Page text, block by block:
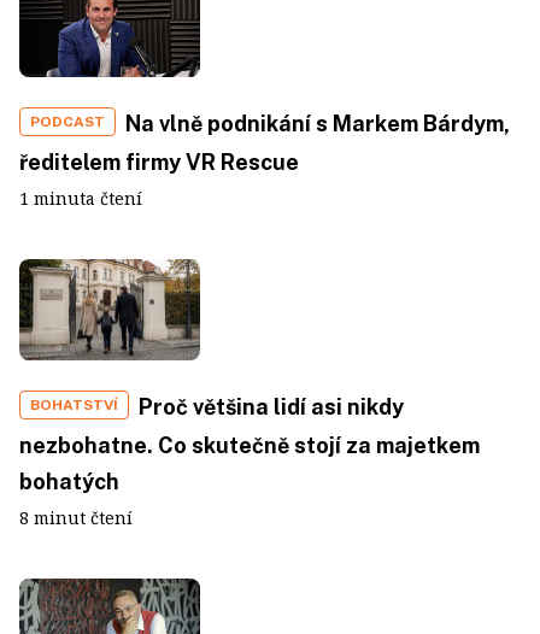
PODCAST
Na vlně podnikání s Markem Bárdym,
ředitelem firmy VR Rescue
1 minuta čtení
BOHATSTVÍ
Proč většina lidí asi nikdy
nezbohatne. Co skutečně stojí za majetkem
bohatých
8 minut čtení